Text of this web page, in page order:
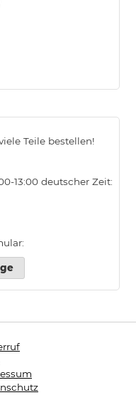
Teile bestellen!
13:00 deutscher Zeit: